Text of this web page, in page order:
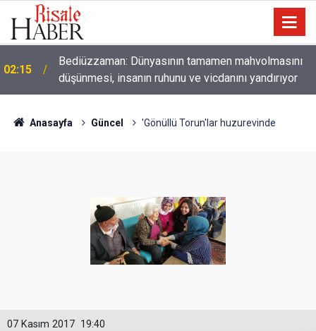
01:45 Paçalarını yerde sürünmeyecek şekilde yukarıda tut
Anasayfa Güncel 'Gönüllü Torun'lar huzurevinde
19:40
07 Kasım 2017